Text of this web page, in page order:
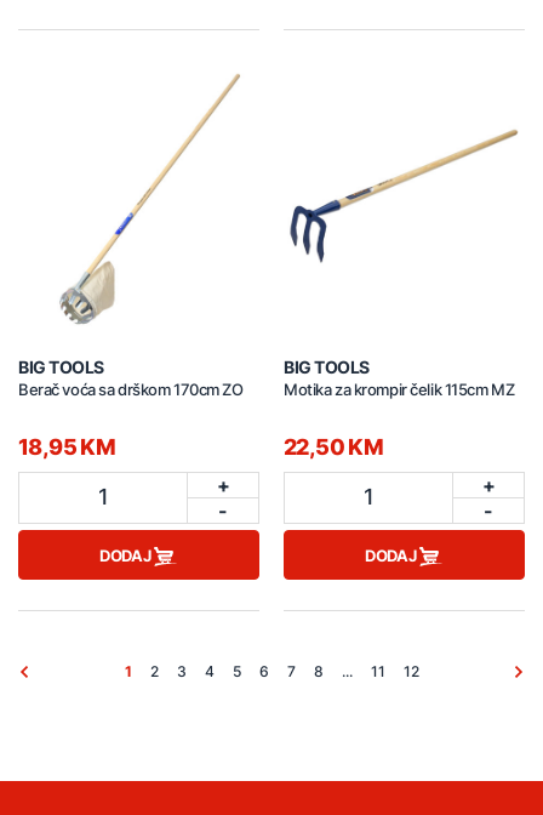
BIG TOOLS
Berač voća sa drškom 170cm ZO
18,95 KM
1
+
-
DODAJ
BIG TOOLS
Motika za krompir čelik 115cm MZ
22,50 KM
1
+
-
DODAJ
1 2 3 4 5 6 7 8 ... 11 12